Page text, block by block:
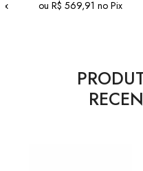
ou R$ 569,91 no Pix